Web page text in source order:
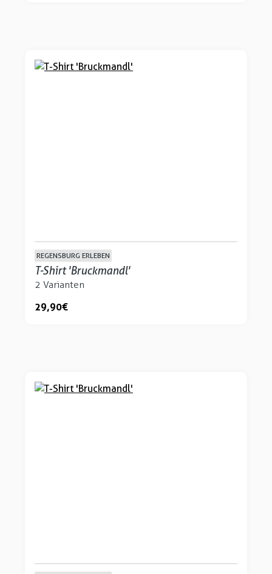
REGENSBURG ERLEBEN
T-Shirt 'Bruckmandl'
2 Varianten
29,90 €